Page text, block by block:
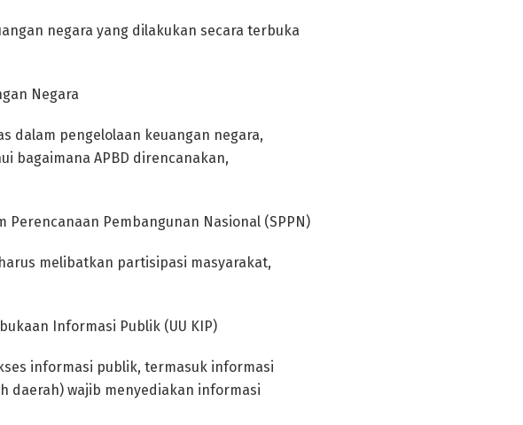
negara yang dilakukan secara terbuka
Negara
dalam pengelolaan keuangan negara,
bagaimana APBD direncanakan,
Perencanaan Pembangunan Nasional (SPPN)
melibatkan partisipasi masyarakat,
Informasi Publik (UU KIP)
informasi publik, termasuk informasi
daerah) wajib menyediakan informasi